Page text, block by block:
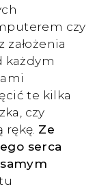
czy
każdym
te kilka
czy
rękę. Ze
serca